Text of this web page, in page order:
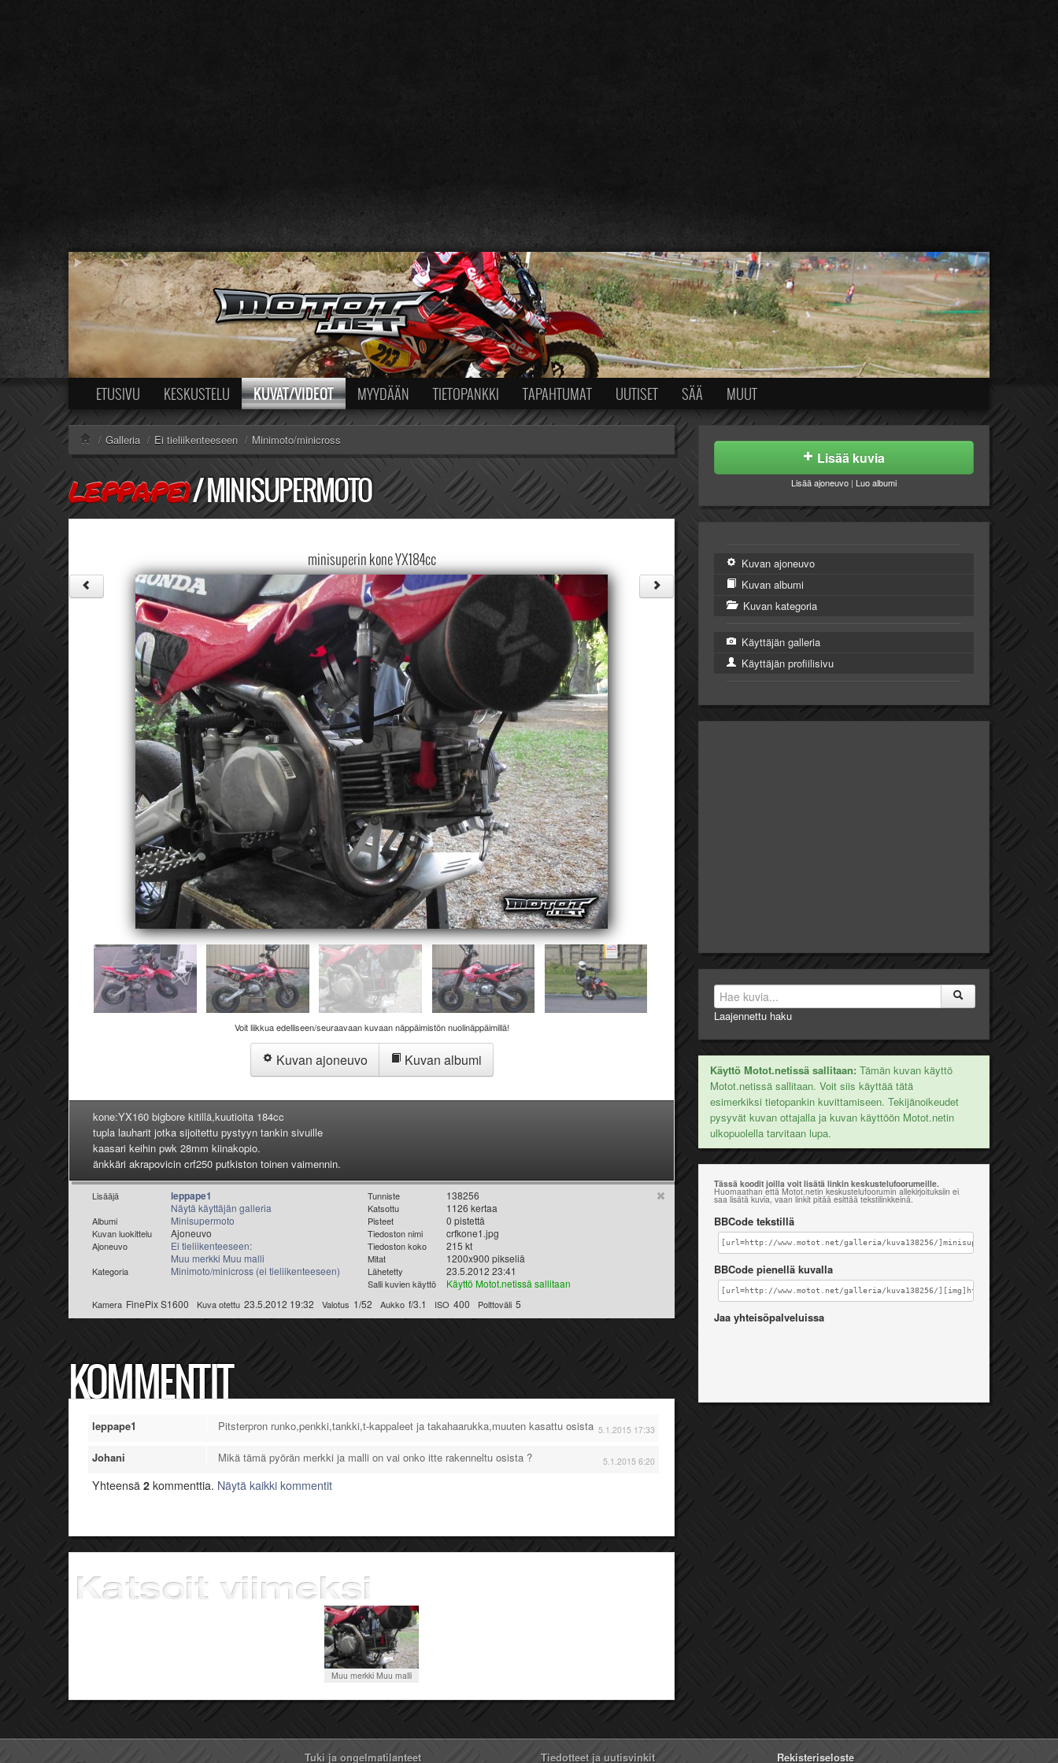
ETUSIVU KESKUSTELU KUVAT/VIDEOT MYYDÄÄN TIETOPANKKI TAPAHTUMAT UUTISET SÄÄ MUUT
/ Galleria / Ei tieliikenteeseen / Minimoto/minicross
LEPPAPE1/MINISUPERMOTO
minisuperin kone YX184cc
Voit liikkua edelliseen/seuraavaan kuvaan näppäimistön nuolinäppäimillä!
Kuvan ajoneuvo Kuvan albumi
kone:YX160 bigbore kitillä,kuutioita 184cc
tupla lauharit jotka sijoitettu pystyyn tankin sivuille
kaasari keihin pwk 28mm kiinakopio.
änkkäri akrapovicin crf250 putkiston toinen vaimennin.
Lisääjä leppape1
Näytä käyttäjän galleria
Albumi Minisupermoto
Kuvan luokittelu Ajoneuvo
Ajoneuvo
Ei tieliikenteeseen:
Muu merkki Muu malli
Kategoria Minimoto/minicross (ei tieliikenteeseen)
Tunniste 138256
Katsottu 1126 kertaa
Pisteet 0 pistettä
Tiedoston nimi crfkone1.jpg
Tiedoston koko 215 kt
Mitat 1200x900 pikseliä
Lähetetty 23.5.2012 23:41
Salli kuvien käyttö Käyttö Motot.netissä sallitaan
Kamera FinePix S1600 Kuva otettu 23.5.2012 19:32 Valotus 1/52 Aukko f/3.1 ISO 400 Polttoväli 5
KOMMENTIT
leppape1 Pitsterpron runko,penkki,tankki,t-kappaleet ja takahaarukka,muuten kasattu osista 5.1.2015 17:33
Johani Mikä tämä pyörän merkki ja malli on vai onko itte rakenneltu osista ? 5.1.2015 6:20
Yhteensä 2 kommenttia. Näytä kaikki kommentit
Muu merkki Muu malli
Lisää kuvia
Lisää ajoneuvo | Luo albumi
Kuvan ajoneuvo
Kuvan albumi
Kuvan kategoria
Käyttäjän galleria
Käyttäjän profiilisivu
Laajennettu haku
Käyttö Motot.netissä sallitaan: Tämän kuvan käyttö
Motot.netissä sallitaan. Voit siis käyttää tätä
esimerkiksi tietopankin kuvittamiseen. Tekijänoikeudet
pysyvät kuvan ottajalla ja kuvan käyttöön Motot.netin
ulkopuolella tarvitaan lupa.
Tässä koodit joilla voit lisätä linkin keskustelufoorumeille.
Huomaathan että Motot.netin keskustelufoorumin allekirjoituksiin ei
saa lisätä kuvia, vaan linkit pitää esittää tekstilinkkeinä.
BBCode tekstillä
[url=http://www.motot.net/galleria/kuva138256/]minisuperin kone
BBCode pienellä kuvalla
[url=http://www.motot.net/galleria/kuva138256/][img]http://
Jaa yhteisöpalveluissa
Tuki ja ongelmatilanteet Tiedotteet ja uutisvinkit Rekisteriseloste